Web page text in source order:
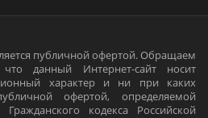
публичной офертой. Обращаем
данный Интернет-сайт носит
характер и ни при каких
офертой, определяемой
кодекса Российской